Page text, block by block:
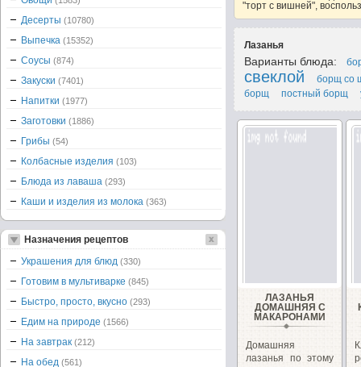
"торт с вишней",
Лазанья
Варианты блюда:
свеклой
борщ со
борщ
постный борщ
ЛАЗАНЬЯ
ДОМАШНЯЯ С
МАКАРОНАМИ
Домашняя
лазанья по этому
Десерты (10780)
Выпечка (15352)
Соусы (874)
Закуски (7401)
Напитки (1977)
Заготовки (1886)
Грибы (54)
Колбасные изделия (103)
Блюда из лаваша (293)
Каши и изделия из молока (363)
Назначения рецептов
Украшения для блюд (330)
Готовим в мультиварке (845)
Быстро, просто, вкусно (293)
Едим на природе (1566)
На завтрак (212)
На обед (561)